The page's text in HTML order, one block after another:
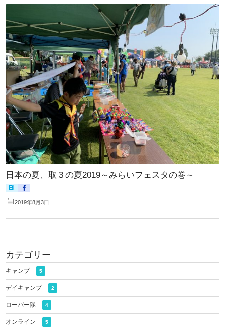
日本の夏、取３の夏2019～みらいフェスタの巻～
2019年8月3日
カテゴリー
キャンプ 5
デイキャンプ 2
ローバー隊 4
オンライン 5